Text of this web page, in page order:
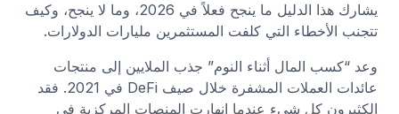
يشارك هذا الدليل ما ينجح فعلاً في 2026، وما لا ينجح، وكيف
تتجنب الأخطاء التي كلفت المستثمرين مليارات الدولارات.
وعد “كسب المال أثناء النوم” جذب الملايين إلى منتجات
عائدات العملات المشفرة خلال صيف DeFi في 2021. فقد
الكثيرون كل شيء عندما انهارت المنصات المركزية في